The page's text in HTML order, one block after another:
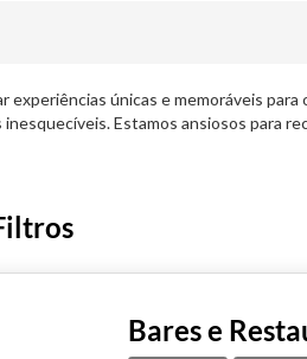
experiências únicas e memoráveis
Estamos ansiosos para
Bares e